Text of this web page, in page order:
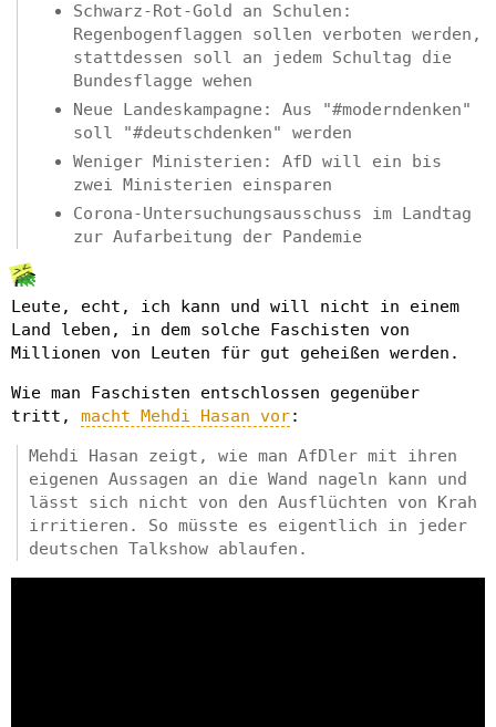
Schwarz-Rot-Gold an Schulen:
Regenbogenflaggen sollen verboten werden,
stattdessen soll an jedem Schultag die
Bundesflagge wehen
Neue Landeskampagne: Aus "#moderndenken"
soll "#deutschdenken" werden
Weniger Ministerien: AfD will ein bis
zwei Ministerien einsparen
Corona-Untersuchungsausschuss im Landtag
zur Aufarbeitung der Pandemie
Leute, echt, ich kann und will nicht in einem
Land leben, in dem solche Faschisten von
Millionen von Leuten für gut geheißen werden.
Wie man Faschisten entschlossen gegenüber
tritt, macht Mehdi Hasan vor:
Mehdi Hasan zeigt, wie man AfDler mit ihren
eigenen Aussagen an die Wand nageln kann und
lässt sich nicht von den Ausflüchten von Krah
irritieren. So müsste es eigentlich in jeder
deutschen Talkshow ablaufen.